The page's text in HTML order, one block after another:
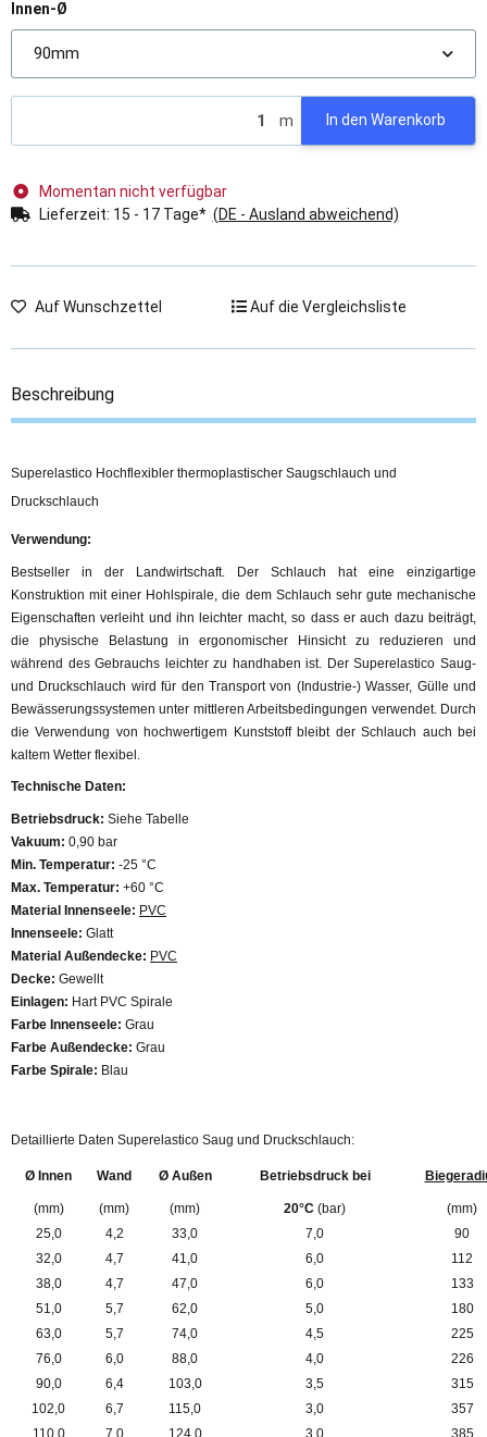
Innen-Ø
90mm
m In den Warenkorb
Momentan nicht verfügbar
Lieferzeit: 15 - 17 Tage* (DE - Ausland abweichend)
Auf Wunschzettel Auf die Vergleichsliste
Beschreibung
Superelastico Hochflexibler thermoplastischer Saugschlauch und
Druckschlauch
Verwendung:
Bestseller in der Landwirtschaft. Der Schlauch hat eine einzigartige
Konstruktion mit einer Hohlspirale, die dem Schlauch sehr gute mechanische
Eigenschaften verleiht und ihn leichter macht, so dass er auch dazu beiträgt,
die physische Belastung in ergonomischer Hinsicht zu reduzieren und
während des Gebrauchs leichter zu handhaben ist. Der Superelastico Saug-
und Druckschlauch wird für den Transport von (Industrie-) Wasser, Gülle und
Bewässerungssystemen unter mittleren Arbeitsbedingungen verwendet. Durch
die Verwendung von hochwertigem Kunststoff bleibt der Schlauch auch bei
kaltem Wetter flexibel.
Technische Daten:
Betriebsdruck: Siehe Tabelle
Vakuum: 0,90 bar
Min. Temperatur: -25 °C
Max. Temperatur: +60 °C
Material Innenseele: PVC
Innenseele: Glatt
Material Außendecke: PVC
Decke: Gewellt
Einlagen: Hart PVC Spirale
Farbe Innenseele: Grau
Farbe Außendecke: Grau
Farbe Spirale: Blau
Detaillierte Daten Superelastico Saug und Druckschlauch:
Ø Innen
(mm)
Wand
(mm)
Ø Außen
(mm)
Betriebsdruck bei
20°C (bar)
(mm)
25,0
4,2 33,0 7,0
90
32,0
4,7 41,0 6,0
112
38,0
4,7 47,0 6,0
133
51,0
5,7 62,0 5,0
180
63,0
5,7 74,0 4,5
225
76,0
6,0 88,0 4,0
226
90,0
6,4 103,0 3,5
315
102,0
6,7 115,0 3,0
357
110,0
7,0 124,0 3,0
385